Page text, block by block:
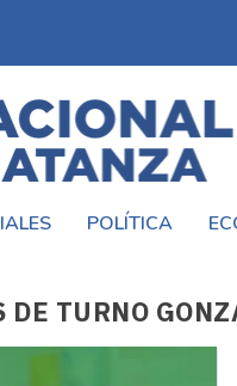
POLÍTICA
DE TURNO